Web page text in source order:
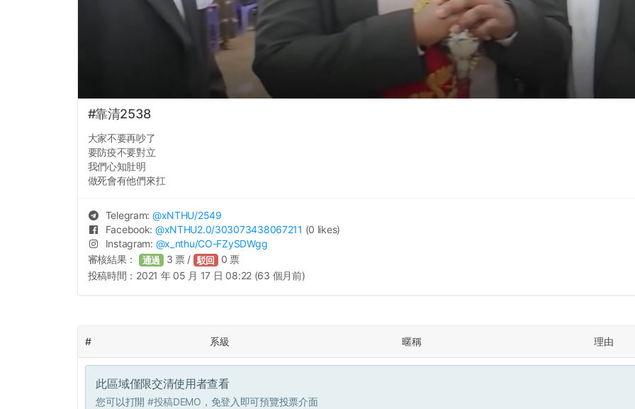
#靠清2538
大家不要再吵了
要防疫不要對立
我們心知肚明
做死會有他們來扛
Telegram: @xNTHU/2549
Facebook: @xNTHU2.0/303073438067211 (0 likes)
Instagram: @x_nthu/CO-FZySDWgg
審核結果： 通過 3 票 / 駁回 0 票
投稿時間： 2021 年 05 月 17 日 08:22 (63 個月前)
# 系級 暱稱 理由
此區域僅限交清使用者查看
您可以打開 #投稿DEMO ，免登入即可預覽投票介面